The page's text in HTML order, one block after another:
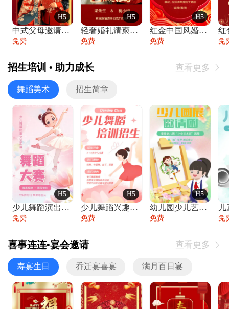
H5
中式父母邀请函婚礼结婚请柬请贴父母邀请方
免费
H5
轻奢婚礼请柬婚礼邀请函结婚照请帖
免费
H5
红金中国风婚礼请柬出阁喜宴嫁女请帖出阁宴
免费 免
招生培训 • 助力成长 查看更多 
舞蹈美术 招生简章
H5
少儿舞蹈演出舞蹈比赛跳舞大赛文艺汇演活动
免费
H5
少儿舞蹈兴趣班艺术培训学校招生宣传
免费
H5
幼儿园少儿艺术展览绘画展摄影作品展美术展
免费 免
喜事连连•宴会邀请 查看更多 
寿宴生日 乔迁宴喜宴 满月百日宴